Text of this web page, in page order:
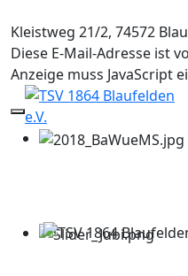
Kleistweg 21/2, 74572
Diese E-Mail-Adresse ist
Anzeige muss JavaScript
Mobile Menu Toggle